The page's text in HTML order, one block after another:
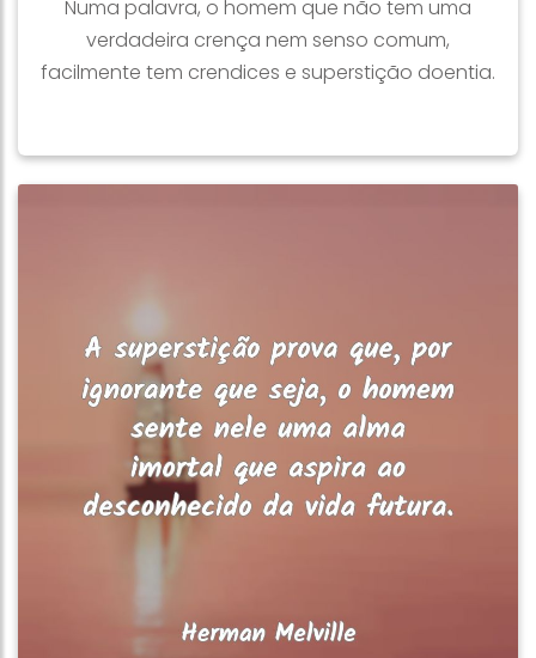
Numa palavra, o homem que não tem uma
verdadeira crença nem senso comum,
facilmente tem crendices e superstição doentia.